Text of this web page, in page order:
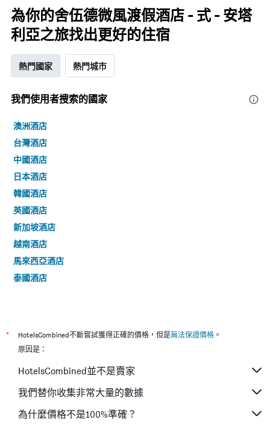
為你的舍伍德微風渡假酒店 - 式 - 安塔
利亞之旅找出更好的住宿
熱門國家 熱門城市
我們使用者搜索的國家
澳洲酒店
台灣酒店
中國酒店
日本酒店
韓國酒店
英國酒店
新加坡酒店
越南酒店
馬來西亞酒店
泰國酒店
* HotelsCombined不斷嘗試獲得正確的價格，但是無法保證價格 。
原因是：
HotelsCombined並不是賣家
我們替你收集非常大量的數據
為什麼價格不是100%準確？